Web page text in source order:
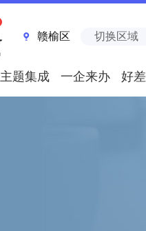
赣榆区 切换区域
主题集成 一企来办 好